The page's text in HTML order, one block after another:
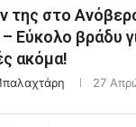
της στο
Εύκολο βράδυ
ακόμα!
27